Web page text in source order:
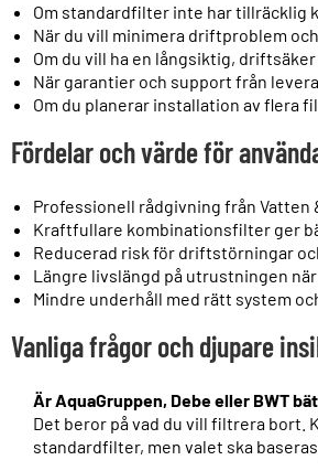
Om standardfilter inte har tillräcklig
När du vill minimera driftproblem
Om du vill ha en långsiktig,
När garantier och support från
Om du planerar installation av flera
Fördelar och värde för
Professionell rådgivning från Vatten
Kraftfullare kombinationsfilter ger
Reducerad risk för driftstörningar
Längre livslängd på utrustningen
Mindre underhåll med rätt system
Vanliga frågor och djupare
Är AquaGruppen, Debe eller BWT
Det beror på vad du vill filtrera
standardfilter, men valet ska